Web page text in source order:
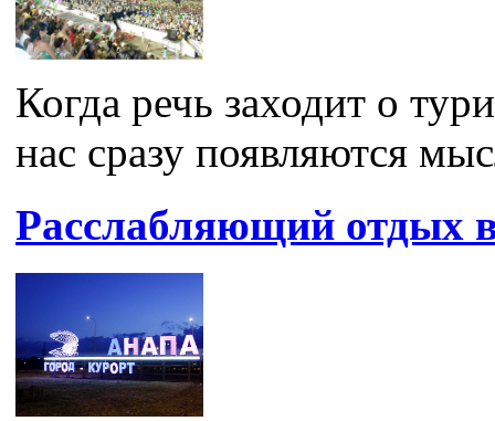
Когда речь заходит о
нас сразу появляются
Расслабляющий отдых